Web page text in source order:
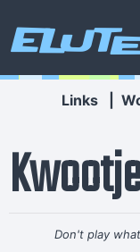
Links
Don't play